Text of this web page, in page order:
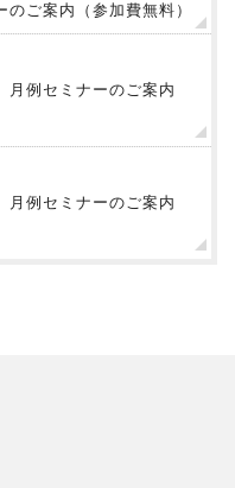
ご案内（参加費無料）
例セミナーのご案内
例セミナーのご案内